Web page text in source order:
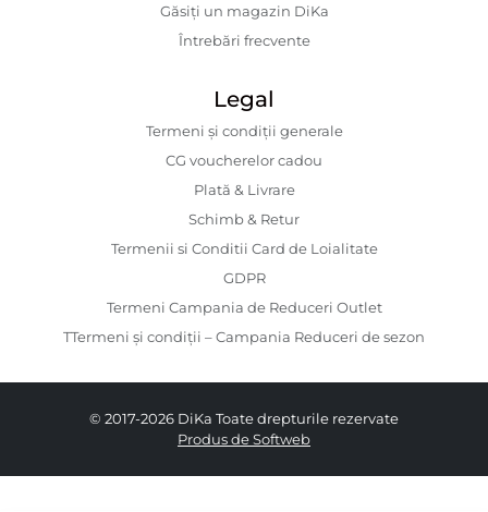
Găsiți un magazin DiKa
Întrebări frecvente
Legal
Termeni și condiții generale
CG voucherelor cadou
Plată & Livrare
Schimb & Retur
Termenii si Conditii Card de Loialitate
GDPR
Termeni Campania de Reduceri Outlet
TTermeni și condiții – Campania Reduceri de sezon
© 2017-2026 DiKa Toate drepturile rezervate
Produs de Softweb